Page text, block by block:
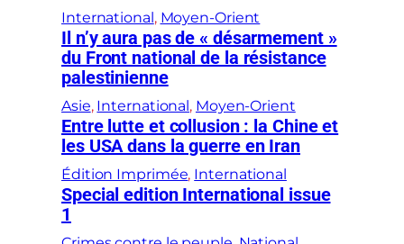
International, Moyen-Orient
Il n’y aura pas de « désarmement »
du Front national de la résistance
palestinienne
Asie, International, Moyen-Orient
Entre lutte et collusion : la Chine et
les USA dans la guerre en Iran
Édition Imprimée, International
Special edition International issue
1